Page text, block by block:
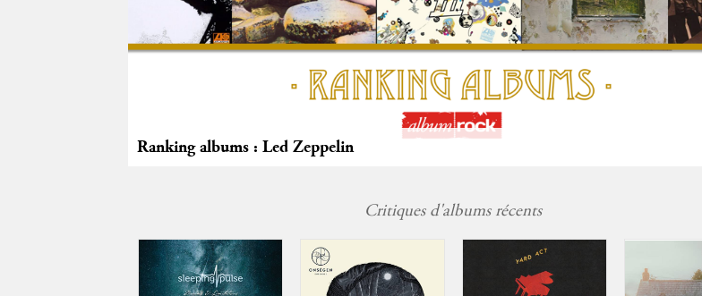
Ranking albums : Led Zeppelin
Critiques d'albums récents